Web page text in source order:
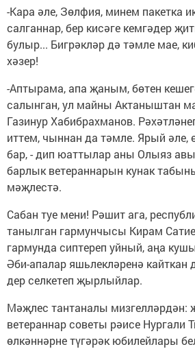
-Кара әле, Зөлфия, минем пакетка
салганнар, бер кисәге кемгәдер
булыр... Бигрәкләр дә тәмле мае,
хәзер!
-Аптырама, апа җаным, бөтен
салынган, ул майны Актаныштан
Газинур Хабибрахманов.
иттем, чыннан да тәмле. Ярый әле,
бар, - дип юаттылар аны Олыяз
барлык ветераннарын кунак
мәҗлестә.
Сабан туе мени! Рәшит ага,
танылган гармунчысы Кирам
гармунда сиптереп уйный, аңа
Әби-апалар яшьлекләренә кайткан
дер селкетеп җырлыйлар.
Мәҗлес тантаналы мизгелләрдән:
ветераннар советы рәисе Нургали
өлкәннәрне түгәрәк юбилейлары